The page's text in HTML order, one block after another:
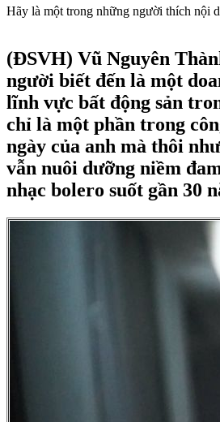
Hãy là một trong những người thích nội
(ĐSVH) Vũ Nguyên
người biết đến là một
lĩnh vực bất động sản
chỉ là một phần trong
ngày của anh mà thôi
vẫn nuôi dưỡng niềm
nhạc bolero suốt gần 30